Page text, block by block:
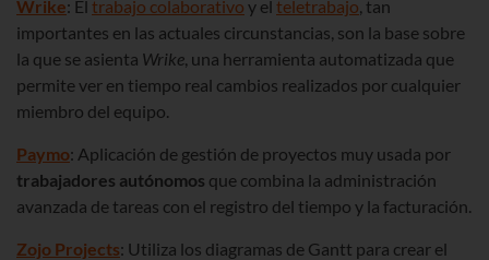
Wrike: El trabajo colaborativo y el teletrabajo, tan
importantes en las actuales circunstancias, son la base sobre
la que se asienta Wrike, una herramienta automatizada que
permite ver en tiempo real cambios realizados por cualquier
miembro del equipo.
Paymo: Aplicación de gestión de proyectos muy usada por
trabajadores autónomos que combina la administración
avanzada de tareas con el registro del tiempo y la facturación.
Zojo Projects: Utiliza los diagramas de Gantt para crear el